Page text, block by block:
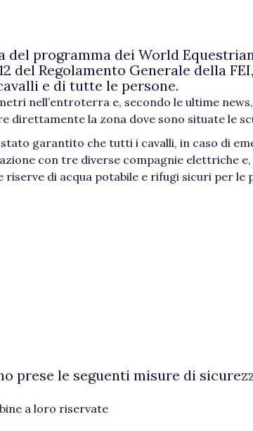
programma dei World
del Regolamento Generale della
e di tutte le persone.
nell’entroterra e, secondo le ultime news,
direttamente la zona dove sono situate le
garantito che tutti i cavalli, in caso di
con tre diverse compagnie elettriche
di acqua potabile e rifugi sicuri per le
prese le seguenti misure di
a loro riservate